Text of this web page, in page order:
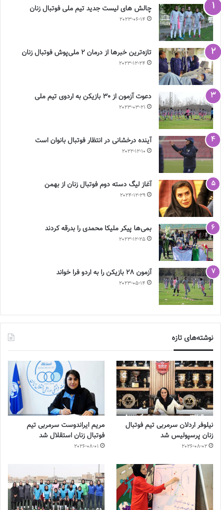
چالش هاى ليست جدید تيم ملى فوتبال زنان
2023-06-14
تازه‌ترین خبرها از درمان ۲ ملی‌پوش فوتبال زنان
2023-12-24
دعوت آزمون از 30 بازیکن به اردوی تیم ملی
2023-03-21
آینده درخشانی در انتظار فوتبال بانوان است
2022-12-10
آغاز لیگ دسته دوم فوتبال زنان از بهمن
2024-12-29
بمی‌ها پیکر ملیکا محمدی را بدرقه کردند
2023-12-25
آزمون 28 بازیکن را به اردو فرا خواند
2023-05-14
نوشته‌های تازه
نیلوفر اردلان سرمربی تیم فوتبال
زنان پرسپولیس شد
2026-08-02
مریم ایراندوست سرمربی تیم
فوتبال زنان استقلال شد
2026-08-01